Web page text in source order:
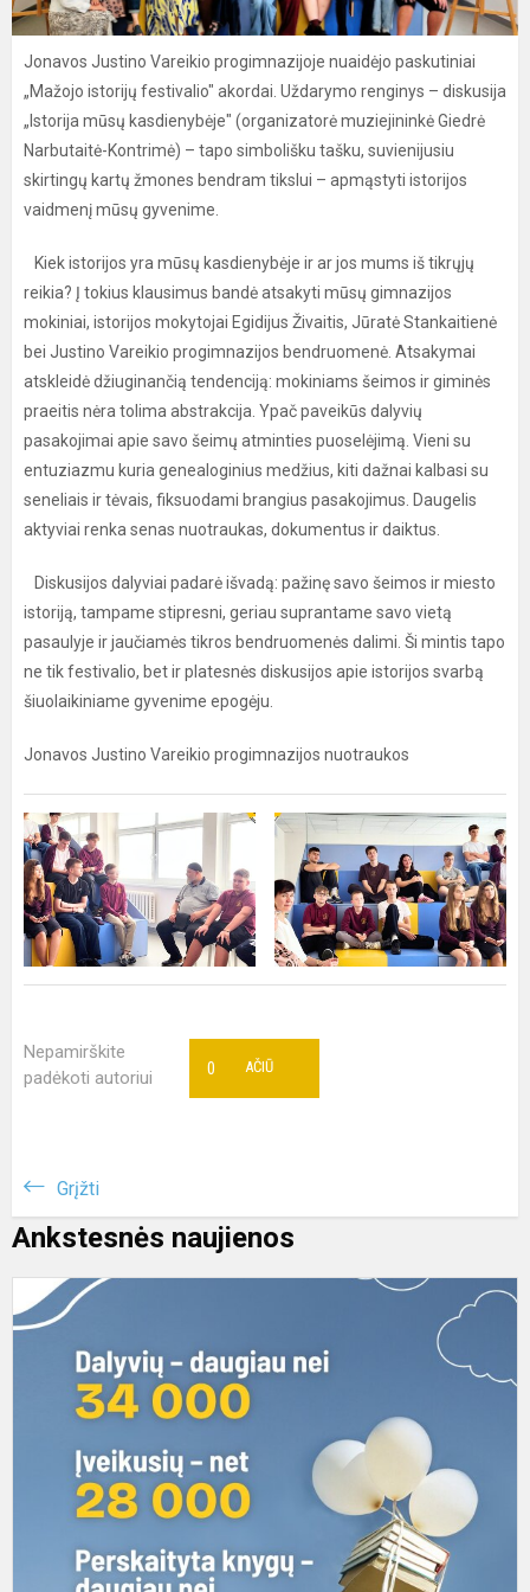
Jonavos Justino Vareikio progimnazijoje nuaidėjo paskutiniai
„Mažojo istorijų festivalio" akordai. Uždarymo renginys – diskusija
„Istorija mūsų kasdienybėje" (organizatorė muziejininkė Giedrė
Narbutaitė-Kontrimė) – tapo simbolišku tašku, suvienijusiu
skirtingų kartų žmones bendram tikslui – apmąstyti istorijos
vaidmenį mūsų gyvenime.
Kiek istorijos yra mūsų kasdienybėje ir ar jos mums iš tikrųjų
reikia? Į tokius klausimus bandė atsakyti mūsų gimnazijos
mokiniai, istorijos mokytojai Egidijus Živaitis, Jūratė Stankaitienė
bei Justino Vareikio progimnazijos bendruomenė. Atsakymai
atskleidė džiuginančią tendenciją: mokiniams šeimos ir giminės
praeitis nėra tolima abstrakcija. Ypač paveikūs dalyvių
pasakojimai apie savo šeimų atminties puoselėjimą. Vieni su
entuziazmu kuria genealoginius medžius, kiti dažnai kalbasi su
seneliais ir tėvais, fiksuodami brangius pasakojimus. Daugelis
aktyviai renka senas nuotraukas, dokumentus ir daiktus.
Diskusijos dalyviai padarė išvadą: pažinę savo šeimos ir miesto
istoriją, tampame stipresni, geriau suprantame savo vietą
pasaulyje ir jaučiamės tikros bendruomenės dalimi. Ši mintis tapo
ne tik festivalio, bet ir platesnės diskusijos apie istorijos svarbą
šiuolaikiniame gyvenime epogėju.
Jonavos Justino Vareikio progimnazijos nuotraukos
Nepamirškite
padėkoti autoriui
AČIŪ
0
Grįžti
Ankstesnės naujienos